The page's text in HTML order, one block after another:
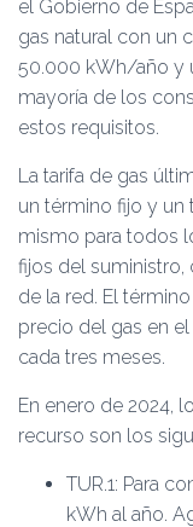
el Gobierno de
gas natural con un
50.000 kWh/año y
mayoría de los
estos requisitos.
La tarifa de gas
un término fijo y un
mismo para todos
fijos del
de la red. El
precio del gas en
cada tres meses.
En enero de 2024,
recurso son los
TUR.1: Para
kWh al año.